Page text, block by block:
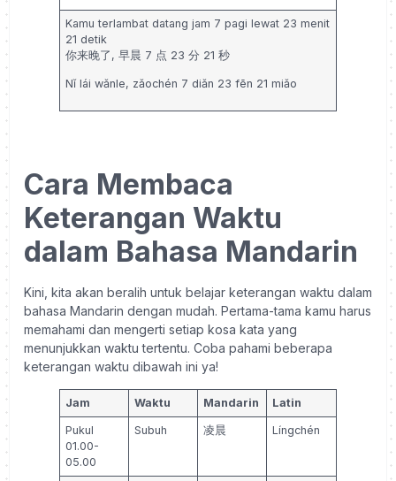
Kamu terlambat datang jam 7 pagi lewat 23 menit
21 detik
你来晚了, 早晨 7 点 23 分 21 秒
Nǐ lái wǎnle, zǎochén 7 diǎn 23 fēn 21 miǎo
Cara Membaca
Keterangan Waktu
dalam Bahasa Mandarin
Kini, kita akan beralih untuk belajar keterangan waktu dalam
bahasa Mandarin dengan mudah. Pertama-tama kamu harus
memahami dan mengerti setiap kosa kata yang
menunjukkan waktu tertentu. Coba pahami beberapa
keterangan waktu dibawah ini ya!
Jam Waktu Mandarin Latin
Pukul
01.00-
05.00
Subuh 凌晨 Língchén